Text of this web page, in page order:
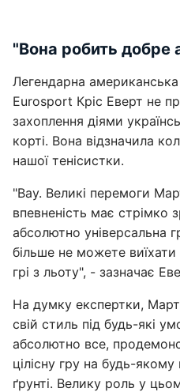
"Вона робить добре
Легендарна американська
Eurosport Кріс Еверт не
захоплення діями
корті. Вона відзначила
нашої тенісистки.
"Вау. Великі перемоги
впевненість має стрімко
абсолютно універсальна
більше не можете виїхати
грі з льоту", - зазначає
На думку експертки,
свій стиль під будь-які
абсолютно все,
цілісну гру на будь-якому
ґрунті. Велику роль у